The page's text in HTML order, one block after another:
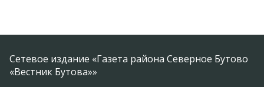
Сетевое издание «Газета района Северное Бутово
«Вестник Бутова»»